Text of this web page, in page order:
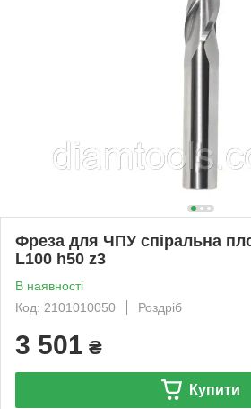
Фреза для ЧПУ спіральна
L100 h50 z3
В наявності
Код: 2101010050
Роздріб
3 501 ₴
Купити